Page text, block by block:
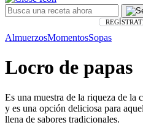
AlmuerzosMomentosSopas
Locro de papas
Es una muestra de la riqueza de la
y es una opción deliciosa para
llena de sabores tradicionales.